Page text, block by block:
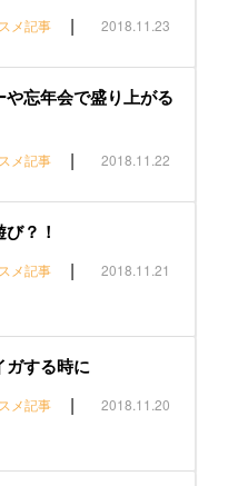
メ記事 | 2018.11.23
や忘年会で盛り上がる
メ記事 | 2018.11.22
？！
メ記事 | 2018.11.21
ガする時に
メ記事 | 2018.11.20